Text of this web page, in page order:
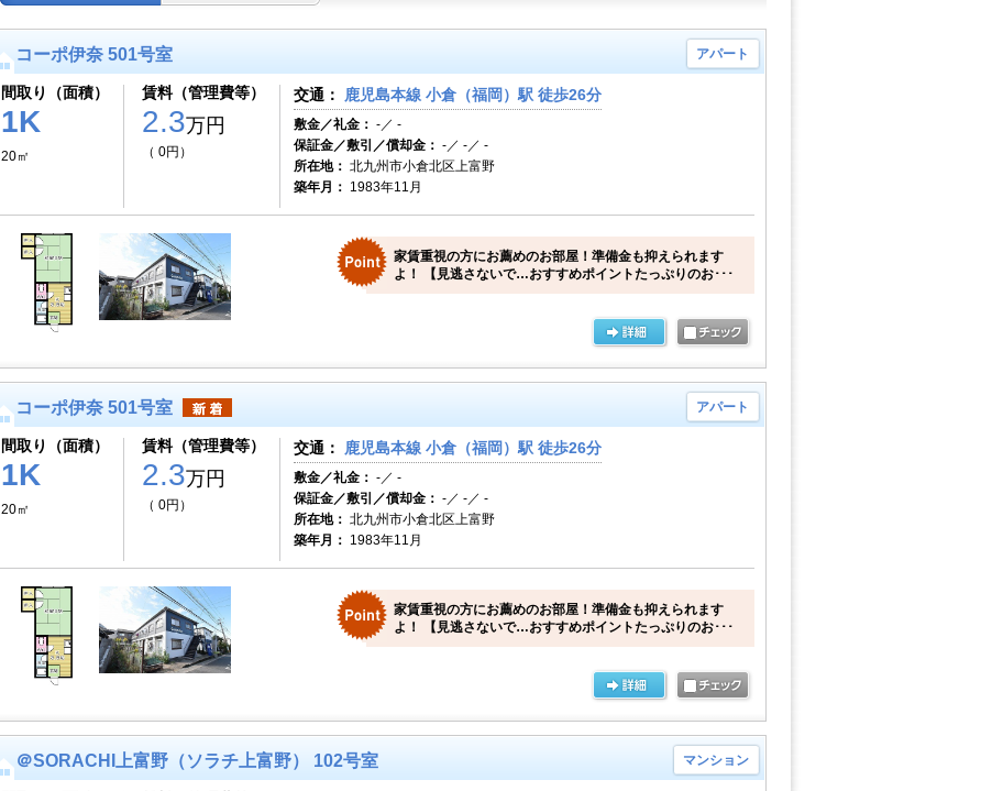
コーポ伊奈 501号室 アパート
間取り（面積）
1K
20㎡
賃料（管理費等）
2.3万円
（ 0円）
交通： 鹿児島本線 小倉（福岡）駅 徒歩26分
敷金／礼金： -／ -
保証金／敷引／償却金： -／ -／ -
所在地： 北九州市小倉北区上富野
築年月： 1983年11月
家賃重視の方にお薦めのお部屋！準備金も抑えられます
よ！ 【見逃さないで…おすすめポイントたっぷりのお･･･
コーポ伊奈 501号室 アパート
間取り（面積）
1K
20㎡
賃料（管理費等）
2.3万円
（ 0円）
交通： 鹿児島本線 小倉（福岡）駅 徒歩26分
敷金／礼金： -／ -
保証金／敷引／償却金： -／ -／ -
所在地： 北九州市小倉北区上富野
築年月： 1983年11月
家賃重視の方にお薦めのお部屋！準備金も抑えられます
よ！ 【見逃さないで…おすすめポイントたっぷりのお･･･
＠SORACHI上富野（ソラチ上富野） 102号室 マンション